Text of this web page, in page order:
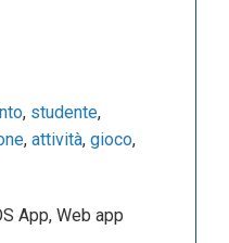
, studente,
,attività,gioco,
App, Web app